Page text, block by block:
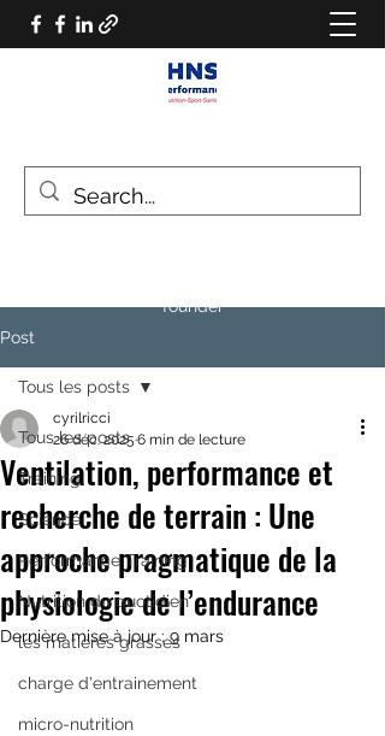
founder
Post
Tous les posts
Training
Science
Performance Training
Nutrition du quotidien
les matières grasses
charge d'entrainement
micro-nutrition
Tous les posts
Ventilation, performance et
recherche de terrain : Une
approche pragmatique de la
physiologie de l’endurance
cyrilricci
26 déc. 2025 6 min de lecture
Dernière mise à jour :9 mars